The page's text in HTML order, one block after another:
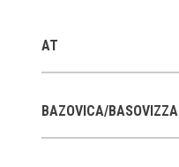
Stalne razstave
Občasne razstave
AT
BAZOVICA/BASOVIZZA